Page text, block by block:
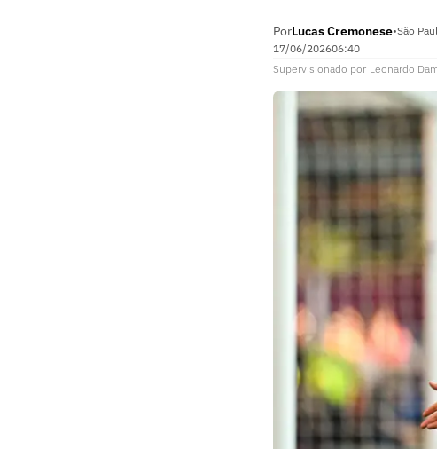
PorLucas Cremonese•São
17/06/202606:40
Supervisionado por Leonardo